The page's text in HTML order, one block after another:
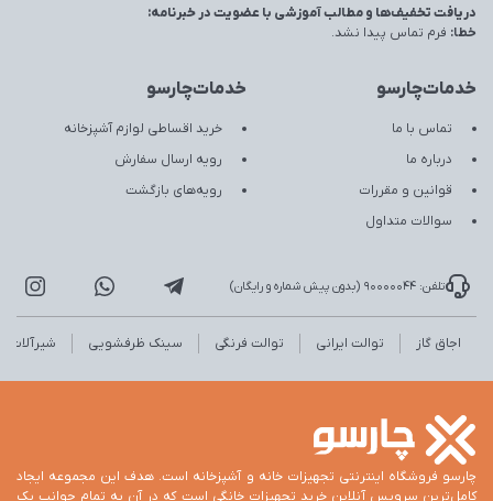
خدمات‌چارسو
تماس با ما
درباره ما
قوانین و مقررات
سوالات متداول
خدمات‌چارسو
خرید اقساطی لوازم آشپزخانه
رویه ارسال سفارش
رویه‌های بازگشت
دریافت تخفیف‌ها و مطالب آموزشی با عضویت در خبرنامه:
خطا: فرم تماس پیدا نشد.
تلفن: 90000044 (بدون پیش شماره و رایگان)
اجاق گاز توالت ایرانی توالت فرنگی سینک ظرفشویی شیرآلات
چارسو فروشگاه اینترنتی تجهیزات خانه و آشپزخانه است. هدف این مجموعه ایجاد
کامل‌ترین سرویس آنلاین خرید تجهیزات خانگی است که در آن به تمام جوانب یک